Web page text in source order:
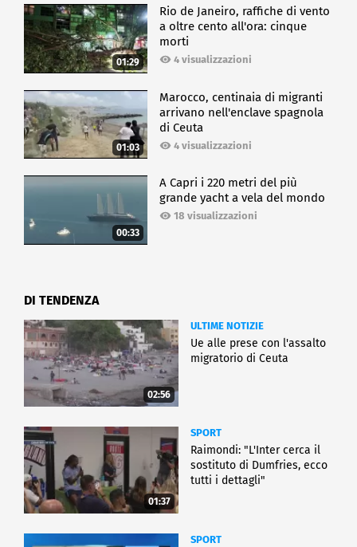
01:29
Rio de Janeiro, raffiche di vento
a oltre cento all'ora: cinque
morti
4 visualizzazioni
01:03
Marocco, centinaia di migranti
arrivano nell'enclave spagnola
di Ceuta
4 visualizzazioni
00:33
A Capri i 220 metri del più
grande yacht a vela del mondo
18 visualizzazioni
DI TENDENZA
02:56
ULTIME NOTIZIE
Ue alle prese con l'assalto
migratorio di Ceuta
01:37
SPORT
Raimondi: "L'Inter cerca il
sostituto di Dumfries, ecco
tutti i dettagli"
SPORT